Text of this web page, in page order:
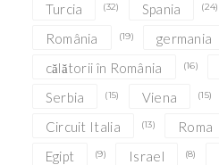
Turcia (32) Spania (24)
România (19) germania
călătorii în România (16)
Serbia (15) Viena (15)
Circuit Italia (13) Roma
Egipt (9) Israel (8)